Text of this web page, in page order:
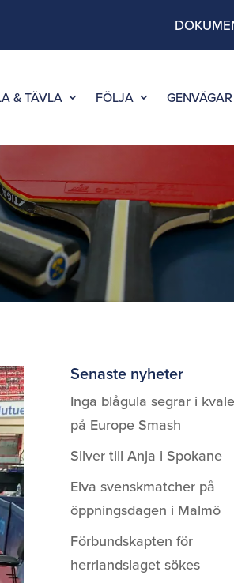
& TÄVLA FÖLJA GENVÄGAR
Senaste nyheter
Inga blågula segrar i
på Europe Smash
Silver till Anja i Spokane
Elva svenskmatcher på
öppningsdagen i Malmö
Förbundskapten för
herrlandslaget sökes